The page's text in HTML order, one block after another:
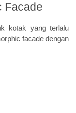
Facade
kotak yang terlalu
facade dengan